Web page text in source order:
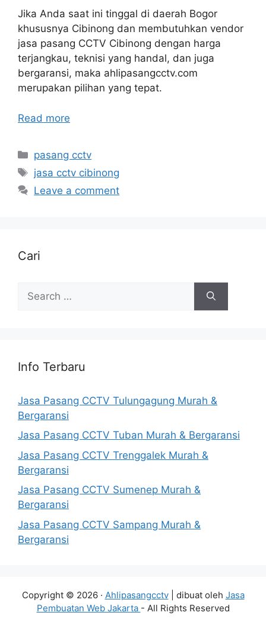
Jika Anda saat ini tinggal di daerah Bogor
khususnya Cibinong dan membutuhkan vendor
jasa pasang CCTV Cibinong dengan harga
terjangkau, teknisi yang handal, dan juga
bergaransi, maka ahlipasangcctv.com
merupakan pilihan yang tepat.
Read more
Categories
pasang cctv
Tags
jasa cctv cibinong
Leave a comment
Cari
for:
Info Terbaru
Jasa Pasang CCTV Tulungagung Murah &
Bergaransi
Jasa Pasang CCTV Tuban Murah & Bergaransi
Jasa Pasang CCTV Trenggalek Murah &
Bergaransi
Jasa Pasang CCTV Sumenep Murah &
Bergaransi
Jasa Pasang CCTV Sampang Murah &
Bergaransi
Copyright © 2026 · Ahlipasangcctv| dibuat oleh Jasa
Pembuatan Web Jakarta - All Rights Reserved